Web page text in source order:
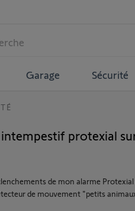
Garage Sécurité
protexial
de mon alarme
de mouvement "petits